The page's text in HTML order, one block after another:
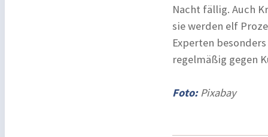
Nacht fällig. Auch
sie werden elf
Experten
regelmäßig gegen
Foto:Pixabay